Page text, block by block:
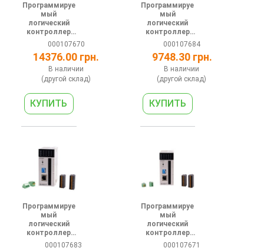
Программируе
мый
логический
контроллер
серии АH 24В
8DI 8DO (PNP) 1
RS485 1
Ethernet
000107670
14376.00 грн.
В наличии
(другой склад)
Программируе
мый
логический
контроллер
серии АT 24В
8(2шт
200кГц)DI
8(2шт
200кГц)DO(NP
N) 1 RS485 1
Ethern
000107684
9748.30 грн.
В наличии
(другой склад)
Программируе
мый
логический
контроллер
серии АT 24В
000107683
Программируе
мый
логический
контроллер
серии АT 24В
000107671